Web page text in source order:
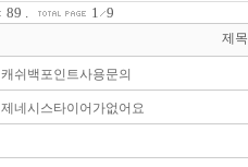
89 . 1 9
제목
캐쉬백포인트사용문의
제네시스타이어가없어요